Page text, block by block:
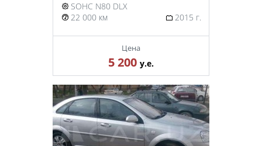
SOHC N80 DLX
22 000 км
2015 г.
Цена
5 200 у.е.